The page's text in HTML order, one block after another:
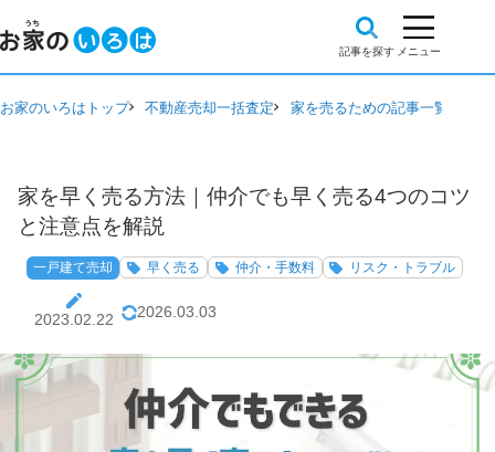
お家のいろはトップ 不動産売却一括査定 家を売るための記事一覧
家を早く売る方法｜仲介でも早く売る4つのコツ
と注意点を解説
一戸建て売却 早く売る 仲介・手数料 リスク・トラブル
2023.02.22 2026.03.03